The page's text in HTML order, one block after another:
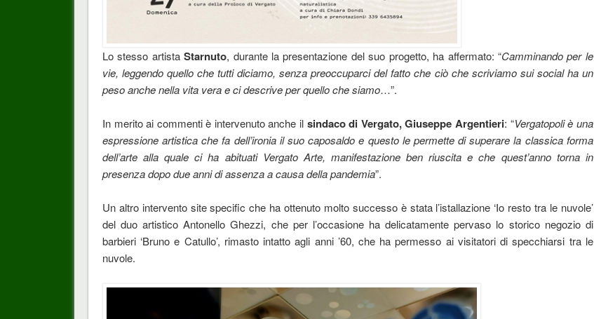
Lo stesso artistaStarnuto, durante la presentazione del suo progetto, ha affermato: “Camminando per le
vie, leggendo quello che tutti diciamo, senza preoccuparci del fatto che ciò che scriviamo sui social ha un
peso anche nella vita vera e ci descrive per quello che siamo…”.
In merito ai commenti è intervenuto anche il sindaco di Vergato, Giuseppe Argentieri: “Vergatopoli è una
espressione artistica che fa dell’ironia il suo caposaldo e questo le permette di superare la classica forma
dell’arte alla quale ci ha abituati Vergato Arte, manifestazione ben riuscita e che quest’anno torna in
presenza dopo due anni di assenza a causa della pandemia”.
Un altro intervento site specific che ha ottenuto molto successo è stata l’istallazione ‘Io resto tra le nuvole’
del duo artistico Antonello Ghezzi, che per l’occasione ha delicatamente pervaso lo storico negozio di
barbieri ‘Bruno e Catullo’, rimasto intatto agli anni ’60, che ha permesso ai visitatori di specchiarsi tra le
nuvole.